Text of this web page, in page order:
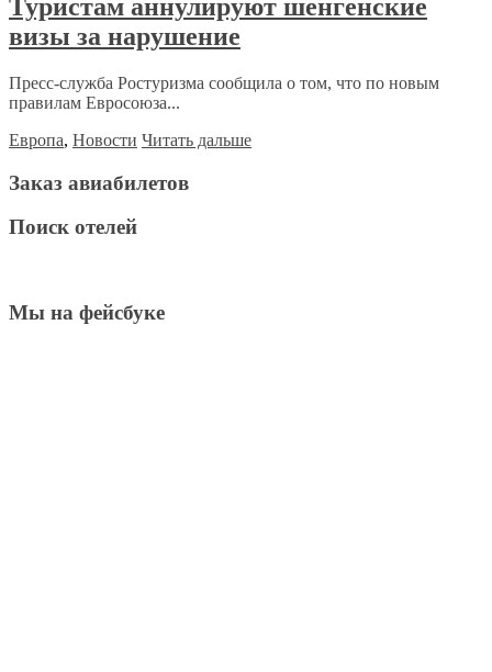
Туристам аннулируют шенгенские
визы за нарушение
Пресс-служба Ростуризма сообщила о том, что по новым
правилам Евросоюза...
Европа, Новости Читать дальше
Заказ авиабилетов
Поиск отелей
Мы на фейсбуке